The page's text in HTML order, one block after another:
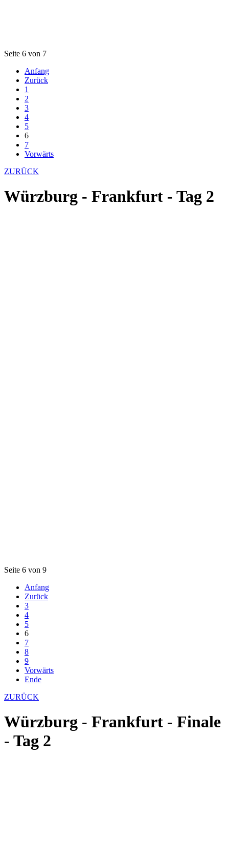
Seite 6 von 7
Anfang
Zurück
1
2
3
4
5
6
7
Vorwärts
ZURÜCK
Würzburg - Frankfurt - Tag 2
Seite 6 von 9
Anfang
Zurück
3
4
5
6
7
8
9
Vorwärts
Ende
ZURÜCK
Würzburg - Frankfurt - Finale
- Tag 2